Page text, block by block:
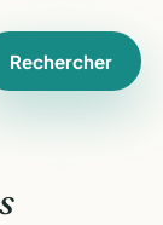
Rechercher